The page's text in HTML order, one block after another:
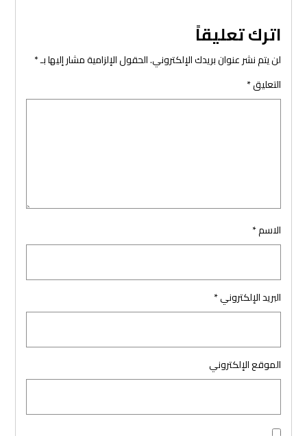
اترك تعليقاً
لن يتم نشر عنوان بريدك الإلكتروني.الحقول الإلزامية مشار إليها بـ*
التعليق*
الاسم*
البريد الإلكتروني*
الموقع الإلكتروني